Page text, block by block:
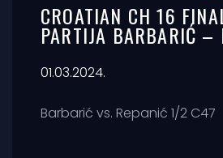
CROATIAN CH 16
PARTIJA BARBARIĆ –
01.03.2024.
Barbarić vs. Repanić 1/2 C47